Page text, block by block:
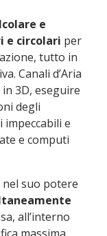
e
e circolari per
tutto in
Canali d’Aria
3D, eseguire
degli
e
e computi
nel suo potere
all’interno